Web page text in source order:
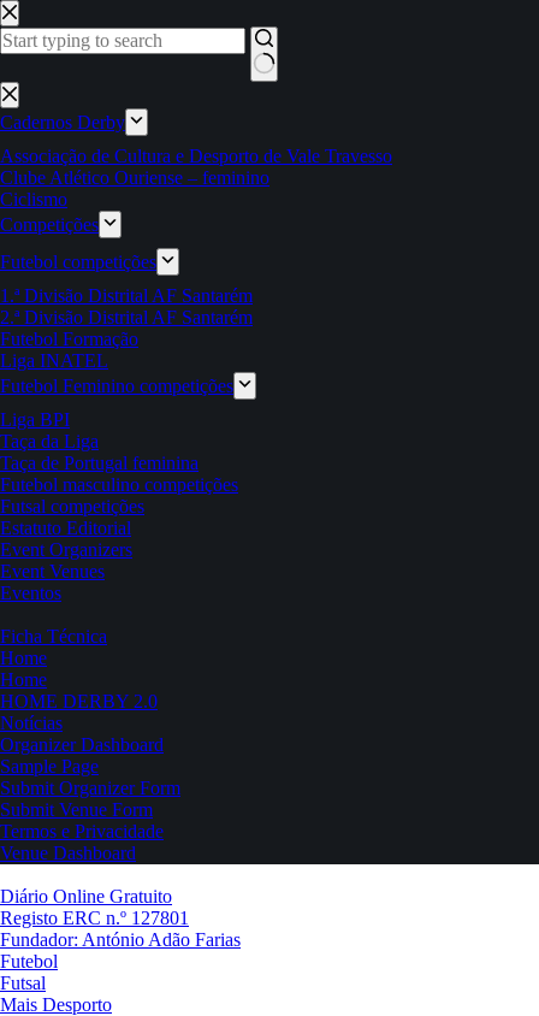
Pular
para
o
Sem
resultados
Cadernos Derby
Associação de Cultura e Desporto de Vale Travesso
Clube Atlético Ouriense – feminino
Ciclismo
Competições
Futebol competições
1.ª Divisão Distrital AF Santarém
2.ª Divisão Distrital AF Santarém
Futebol Formação
Liga INATEL
Futebol Feminino competições
Liga BPI
Taça da Liga
Taça de Portugal feminina
Futebol masculino competições
Futsal competições
Estatuto Editorial
Event Organizers
Event Venues
Eventos
Ficha Técnica
Home
Home
HOME DERBY 2.0
Notícias
Organizer Dashboard
Sample Page
Submit Organizer Form
Submit Venue Form
Termos e Privacidade
Venue Dashboard
Diário Online Gratuito
Registo ERC n.º 127801
Fundador: António Adão Farias
Futebol
Futsal
Mais Desporto